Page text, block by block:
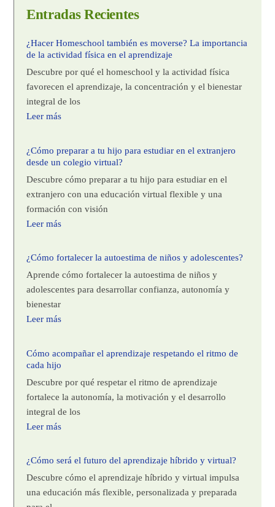
Entradas Recientes
¿Hacer Homeschool también es moverse? La importancia
de la actividad física en el aprendizaje
Descubre por qué el homeschool y la actividad física
favorecen el aprendizaje, la concentración y el bienestar
integral de los
Leer más
¿Cómo preparar a tu hijo para estudiar en el extranjero
desde un colegio virtual?
Descubre cómo preparar a tu hijo para estudiar en el
extranjero con una educación virtual flexible y una
formación con visión
Leer más
¿Cómo fortalecer la autoestima de niños y adolescentes?
Aprende cómo fortalecer la autoestima de niños y
adolescentes para desarrollar confianza, autonomía y
bienestar
Leer más
Cómo acompañar el aprendizaje respetando el ritmo de
cada hijo
Descubre por qué respetar el ritmo de aprendizaje
fortalece la autonomía, la motivación y el desarrollo
integral de los
Leer más
¿Cómo será el futuro del aprendizaje híbrido y virtual?
Descubre cómo el aprendizaje híbrido y virtual impulsa
una educación más flexible, personalizada y preparada